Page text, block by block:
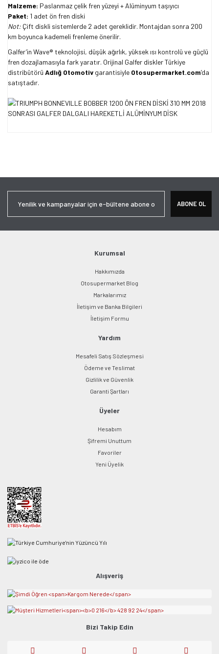
Malzeme: Paslanmaz çelik fren yüzeyi + Alüminyum taşıyıcı
Paket: 1 adet ön fren diski
Not: Çift diskli sistemlerde 2 adet gereklidir. Montajdan sonra 200
km boyunca kademeli frenleme önerilir.
Galfer’in Wave® teknolojisi, düşük ağırlık, yüksek ısı kontrolü ve güçlü
fren dozajlamasıyla fark yaratır. Orijinal Galfer diskler Türkiye
distribütörü Adlığ Otomotiv garantisiyle Otosupermarket.com’da
satıştadır.
Ürün açıklamasında eksik bilgiler bulunuyor.
Bu ürüne benzer farklı alternatifler olmalı.
Gönder
ABONE OL
Kurumsal
Hakkımızda
Otosupermarket Blog
Markalarımız
İletişim ve Banka Bilgileri
İletişim Formu
Yardım
Mesafeli Satış Sözleşmesi
Ödeme ve Teslimat
Gizlilik ve Güvenlik
Garanti Şartları
Üyeler
Hesabım
Şifremi Unuttum
Favoriler
Yeni Üyelik
Alışveriş
Bizi Takip Edin